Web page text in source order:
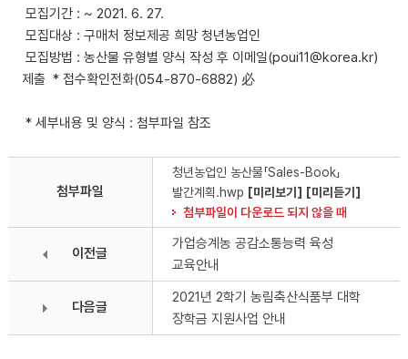
모집기간 : ~ 2021. 6. 27.
모집대상 : 구매처 정보제공 희망 청년농업인
모집방법 : 농산물 유형별 양식 작성 후 이메일(poui11@korea.kr)
제출 * 접수확인전화(054-870-6882) 必
* 세부내용 및 양식 : 첨부파일 참조
첨부파일
청년농업인 농산물「Sales-Book」
발간계획.hwp [미리보기]
[미리듣기]
첨부파일이 다운로드 되지 않을 때
이전글
가업승계농 공감소통능력 육성
교육안내
다음글
2021년 2학기 농림축산식품부 대학
장학금 지원사업 안내